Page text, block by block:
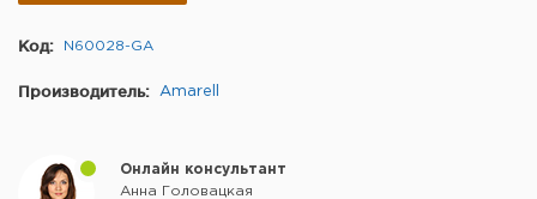
Код: N60028-GA
Производитель: Amarell
Онлайн консультант
Анна Головацкая